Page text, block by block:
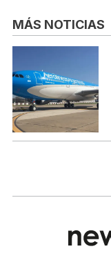
MÁS NOTICIAS